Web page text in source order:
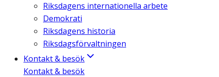
Riksdagens internationella arbete
Demokrati
Riksdagens historia
Riksdagsförvaltningen
Kontakt & besök
Kontakt & besök